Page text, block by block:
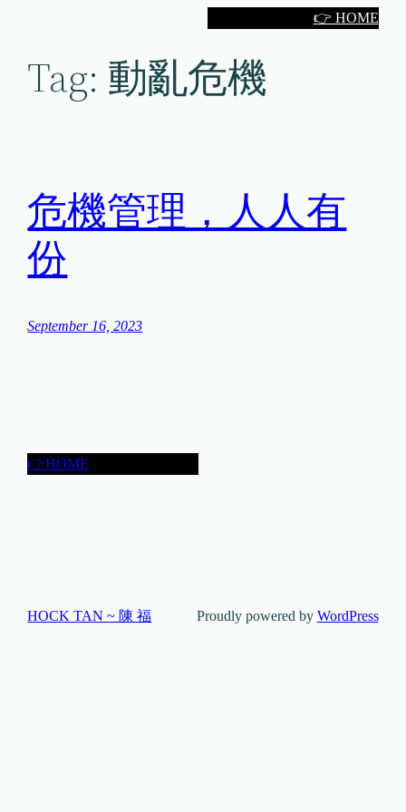
👉 HOME
Tag: 動亂危機
危機管理，人人有
份
September 16, 2023
👉HOME
HOCK TAN ~ 陳 福 Proudly powered by WordPress